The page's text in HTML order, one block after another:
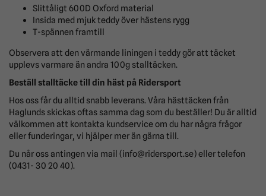
Slittåligt 600D Oxford material
Insida med mjuk teddy över hästens rygg
T-spännen framtill
Observera att den värmande liningen i teddy gör att täcket
upplevs varmare än andra 100g stalltäcken.
Beställ stalltäcke till din häst på Ridersport
Hos oss får du alltid snabb leverans. Våra hästtäcken från
Haglunds skickas oftas samma dag som du beställer! Du är alltid
välkommen att kontakta kundservice om du har några frågor
eller funderingar, vi hjälper mer än gärna till.
Du når oss antingen via mail (info@ridersport.se) eller telefon
(0431- 30 20 40).